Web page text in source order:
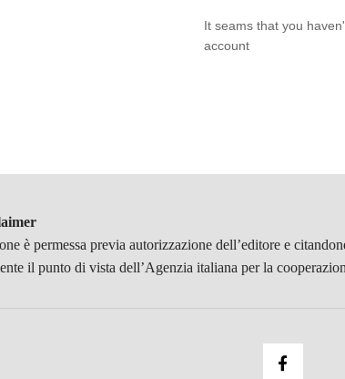
It seams that you
account
è permessa previa autorizzazione dell’editore e
il punto di vista dell’Agenzia italiana per la